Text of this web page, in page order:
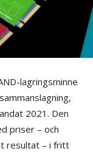
lagringsminne
2021. Den
priser – och
resultat – i fritt